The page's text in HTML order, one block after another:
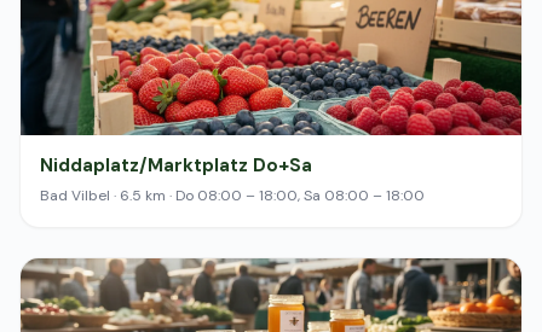
Niddaplatz/Marktplatz Do+Sa
Bad Vilbel · 6.5 km · Do 08:00 – 18:00, Sa 08:00 – 18:00